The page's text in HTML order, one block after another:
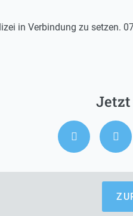
in Verbindung zu setzen.